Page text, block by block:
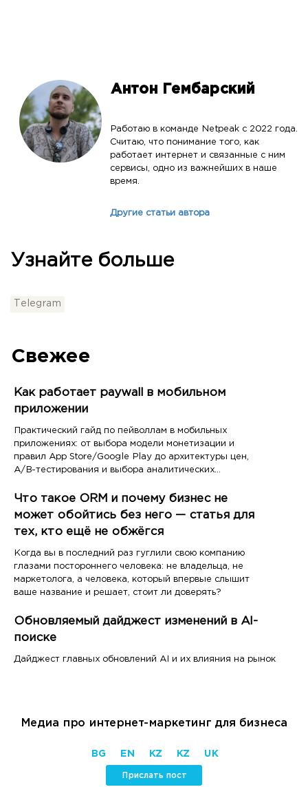
Антон Гембарский
Работаю в команде Netpeak с 2022 года.
Считаю, что понимание того, как
работает интернет и связанные с ним
сервисы, одно из важнейших в наше
время.
Другие статьи автора
Узнайте больше
Telegram
Свежее
Как работает paywall в мобильном
приложении
Практический гайд по пейволлам в мобильных
приложениях: от выбора модели монетизации и
правил App Store/Google Play до архитектуры цен,
A/B-тестирования и выбора аналитических
Что такое ORM и почему бизнес не
может обойтись без него — статья для
тех, кто ещё не обжёгся
Когда вы в последний раз гуглили свою компанию
глазами постороннего человека: не владельца, не
маркетолога, а человека, который впервые слышит
ваше название и решает, стоит ли доверять?
Обновляемый дайджест изменений в AI-
поиске
Дайджест главных обновлений AI и их влияния на рынок
Медиа про интернет-маркетинг для бизнеса
BG EN KZ KZ UK
Прислать пост